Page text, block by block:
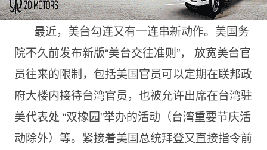
最近，美台勾连又有一连串新动作。美国务
院不久前发布新版“美台交往准则”， 放宽美台官
员往来的限制，包括美国官员可以定期在联邦政
府大楼内接待台湾官员，也被允许出席在台湾驻
美代表处 “双橡园”举办的活动（台湾重要节庆活
动除外）等。紧接着美国总统拜登又直接指令前